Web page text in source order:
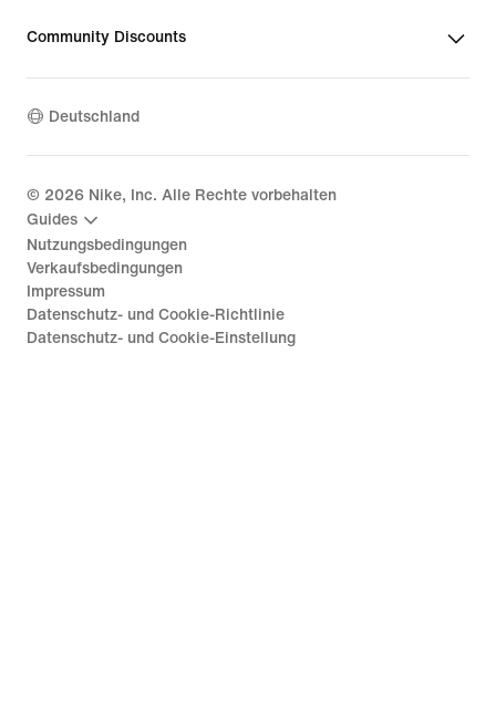
Community Discounts
Deutschland
© 2026 Nike, Inc. Alle Rechte vorbehalten
Guides
Nutzungsbedingungen
Verkaufsbedingungen
Impressum
Datenschutz- und Cookie-Richtlinie
Datenschutz- und Cookie-Einstellung